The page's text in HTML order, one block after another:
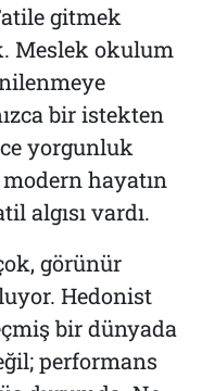
gitmek
Meslek okulum
bir istekten
yorgunluk
hayatın
algısı vardı.
görünür
Hedonist
bir dünyada
performans